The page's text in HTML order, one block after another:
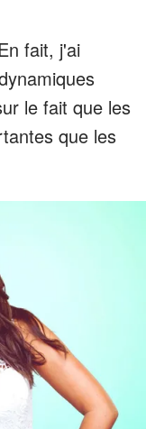
fait, j'ai
le fait que les
que les